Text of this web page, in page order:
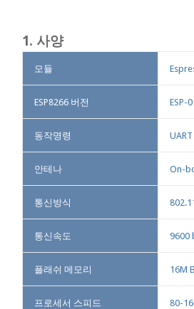
1. 사양
모듈
ESP8266 버전 ESP-
동작명령
안테나 On-
통신방식
통신속도 9600
플래쉬 메모리 16M
프로세서 스피드 80-